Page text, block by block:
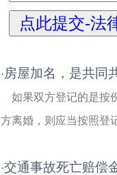
·房屋加名，是共同
如果双方登记的是按
方离婚，则应当按照登
·交通事故死亡赔偿